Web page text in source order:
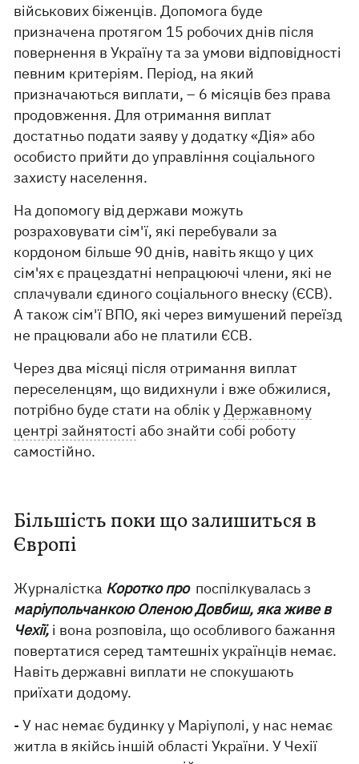
військових біженців. Допомога буде
призначена протягом 15 робочих днів після
повернення в Україну та за умови відповідності
певним критеріям. Період, на який
призначаються виплати, – 6 місяців без права
продовження. Для отримання виплат
достатньо подати заяву у додатку «Дія» або
особисто прийти до управління соціального
захисту населення.
На допомогу від держави можуть
розраховувати сім'ї, які перебували за
кордоном більше 90 днів, навіть якщо у цих
сім'ях є працездатні непрацюючі члени, які не
сплачували єдиного соціального внеску (ЄСВ).
А також сім'ї ВПО, які через вимушений переїзд
не працювали або не платили ЄСВ.
Через два місяці після отримання виплат
переселенцям, що видихнули і вже обжилися,
потрібно буде стати на облік уДержавному
центрі зайнятості або знайти собі роботу
самостійно.
Більшість поки що залишиться в
Європі
Журналістка Коротко пропоспілкувалась з
маріупольчанкою Оленою Довбиш, яка живе в
Чехії, і вона розповіла, що особливого бажання
повертатися серед тамтешніх українців немає.
Навіть державні виплати не спокушають
приїхати додому.
- У нас немає будинку у Маріуполі, у нас немає
житла в якійсь іншій області України. У Чехії